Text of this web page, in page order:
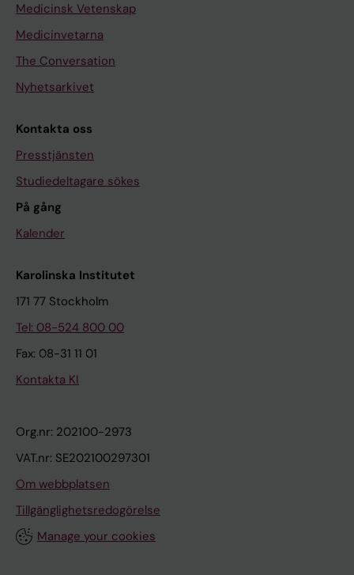
Medicinsk Vetenskap
Medicinvetarna
The Conversation
Nyhetsarkivet
Kontakta oss
Presstjänsten
Studiedeltagare sökes
På gång
Kalender
Karolinska Institutet
171 77 Stockholm
Tel: 08-524 800 00
Fax: 08-31 11 01
Kontakta KI
Org.nr: 202100-2973
VAT.nr: SE202100297301
Om webbplatsen
Tillgänglighetsredogörelse
Manage your cookies